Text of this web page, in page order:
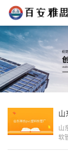
山
山
软